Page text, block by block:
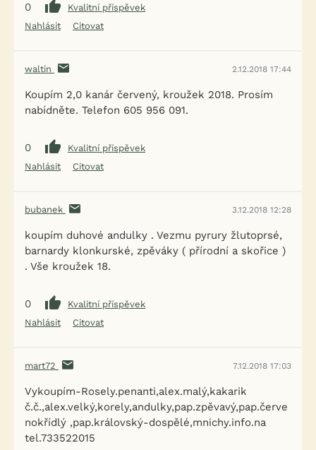
0
Kvalitní příspěvek
Nahlásit
Citovat
waltin 2.12.2018 17:44
Koupím 2,0 kanár červený, kroužek 2018. Prosím
nabídněte. Telefon 605 956 091.
0
Kvalitní příspěvek
Nahlásit
Citovat
bubanek 3.12.2018 12:28
koupím duhové andulky . Vezmu pyrury žlutoprsé,
barnardy klonkurské, zpěváky ( přírodní a skořice )
. Vše kroužek 18.
0
Kvalitní příspěvek
Nahlásit
Citovat
mart72 7.12.2018 17:03
Vykoupím-Rosely.penanti,alex.malý,kakarik
č.č.,alex.velký,korely,andulky,pap.zpěvavý,pap.červe
nokřídlý ,pap.královský-dospělé,mnichy.info.na
tel.733522015